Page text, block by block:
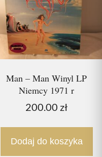
Man – Man Winyl LP
Niemcy 1971 r
200.00 zł
Dodaj do koszyka